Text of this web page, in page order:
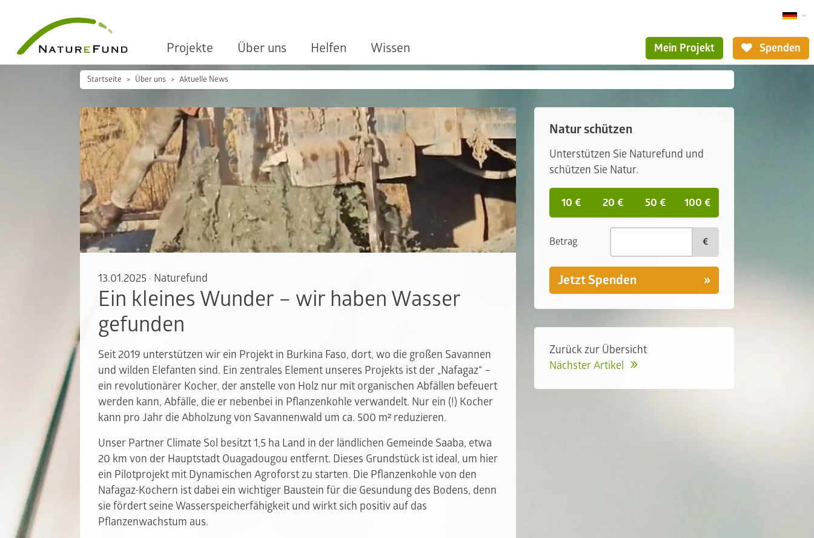
Projekte Über uns Helfen Wissen Mein Projekt Spenden
Startseite Über uns Aktuelle News
13.01.2025 · Naturefund
Ein kleines Wunder – wir haben Wasser
gefunden
Seit 2019 unterstützen wir ein Projekt in Burkina Faso, dort, wo die großen Savannen
und wilden Elefanten sind. Ein zentrales Element unseres Projekts ist der „Nafagaz“ –
ein revolutionärer Kocher, der anstelle von Holz nur mit organischen Abfällen befeuert
werden kann, Abfälle, die er nebenbei in Pflanzenkohle verwandelt. Nur ein (!) Kocher
kann pro Jahr die Abholzung von Savannenwald um ca. 500 m² reduzieren.
Unser Partner Climate Sol besitzt 1,5 ha Land in der ländlichen Gemeinde Saaba, etwa
20 km von der Hauptstadt Ouagadougou entfernt. Dieses Grundstück ist ideal, um hier
ein Pilotprojekt mit Dynamischen Agroforst zu starten. Die Pflanzenkohle von den
Nafagaz-Kochern ist dabei ein wichtiger Baustein für die Gesundung des Bodens, denn
sie fördert seine Wasserspeicherfähigkeit und wirkt sich positiv auf das
Pflanzenwachstum aus.
Natur schützen
Unterstützen Sie Naturefund und
schützen Sie Natur.
10 € 20 € 50 € 100 €
Betrag €
Jetzt Spenden
Zurück zur Übersicht
Nächster Artikel